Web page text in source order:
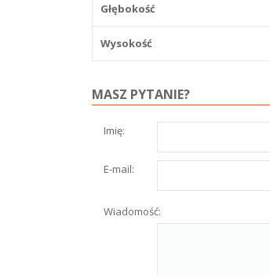
Głębokość
Wysokość
MASZ PYTANIE?
Imię:
E-mail:
Wiadomość: